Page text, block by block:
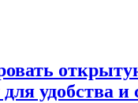
удобства и